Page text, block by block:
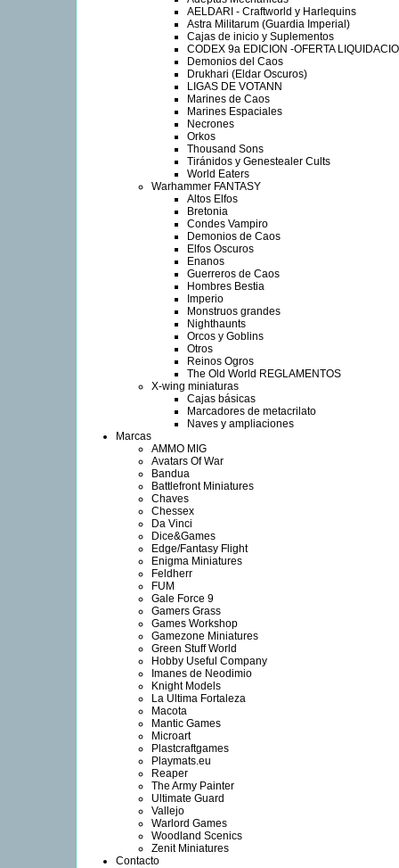
AELDARI - Craftworld y Harlequins
Astra Militarum (Guardia Imperial)
Cajas de inicio y Suplementos
CODEX 9a EDICION -OFERTA
Demonios del Caos
Drukhari (Eldar Oscuros)
LIGAS DE VOTANN
Marines de Caos
Marines Espaciales
Necrones
Orkos
Thousand Sons
Tiránidos y Genestealer Cults
World Eaters
Warhammer FANTASY
Altos Elfos
Bretonia
Condes Vampiro
Demonios de Caos
Elfos Oscuros
Enanos
Guerreros de Caos
Hombres Bestia
Imperio
Monstruos grandes
Nighthaunts
Orcos y Goblins
Otros
Reinos Ogros
The Old World REGLAMENTOS
X-wing miniaturas
Cajas básicas
Marcadores de metacrilato
Naves y ampliaciones
Marcas
AMMO MIG
Avatars Of War
Bandua
Battlefront Miniatures
Chaves
Chessex
Da Vinci
Dice&Games
Edge/Fantasy Flight
Enigma Miniatures
Feldherr
FUM
Gale Force 9
Gamers Grass
Games Workshop
Gamezone Miniatures
Green Stuff World
Hobby Useful Company
Imanes de Neodimio
Knight Models
La Ultima Fortaleza
Macota
Mantic Games
Microart
Plastcraftgames
Playmats.eu
Reaper
The Army Painter
Ultimate Guard
Vallejo
Warlord Games
Woodland Scenics
Zenit Miniatures
Contacto